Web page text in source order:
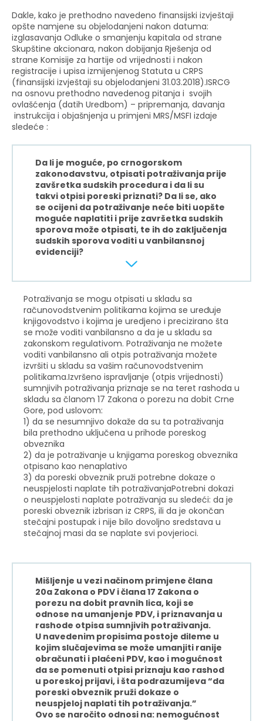
Dakle, kako je prethodno navedeno finansijski izvještaji
opšte namjene su objelodanjeni nakon datuma:
izglasavanja Odluke o smanjenju kapitala od strane
Skupštine akcionara, nakon dobijanja Rješenja od
strane Komisije za hartije od vrijednosti i nakon
registracije i upisa izmijenjenog Statuta u CRPS
(finansijski izvještaji su objelodanjeni 31.03.2018).ISRCG
na osnovu prethodno navedenog pitanja i svojih
ovlašćenja (datih Uredbom) – pripremanja, davanja
instrukcija i objašnjenja u primjeni MRS/MSFI izdaje
sledeće :
Da li je moguće, po crnogorskom
zakonodavstvu, otpisati potraživanja prije
zavšretka sudskih procedura i da li su
takvi otpisi poreski priznati? Da li se, ako
se ocijeni da potraživanje neće biti uopšte
moguće naplatiti i prije završetka sudskih
sporova može otpisati, te ih do zaključenja
sudskih sporova voditi u vanbilansnoj
evidenciji?
Potraživanja se mogu otpisati u skladu sa
računovodstvenim politikama kojima se uređuje
knjigovodstvo i kojima je uredjeno i precizirano šta
se može voditi vanbilansno a da je u skladu sa
zakonskom regulativom. Potraživanja ne možete
voditi vanbilansno ali otpis potraživanja možete
izvršiti u skladu sa vašim računovodstvenim
politikama.Izvršeno ispravljanje (otpis vrijednosti)
sumnjivih potraživanja priznaje se na teret rashoda u
skladu sa članom 17 Zakona o porezu na dobit Crne
Gore, pod uslovom:
1) da se nesumnjivo dokaže da su ta potraživanja
bila prethodno uključena u prihode poreskog
obveznika
2) da je potraživanje u knjigama poreskog obveznika
otpisano kao nenaplativo
3) da poreski obveznik pruži potrebne dokaze o
neuspjelosti naplate tih potraživanjaPotrebni dokazi
o neuspjelosti naplate potraživanja su sledeći: da je
poreski obveznik izbrisan iz CRPS, ili da je okončan
stečajni postupak i nije bilo dovoljno sredstava u
stečajnoj masi da se naplate svi povjerioci.
Mišljenje u vezi načinom primjene člana
20a Zakona o PDV i člana 17 Zakona o
porezu na dobit pravnih lica, koji se
odnose na umanjenje PDV, i priznavanja u
rashode otpisa sumnjivih potraživanja.
U navedenim propisima postoje dileme u
kojim slučajevima se može umanjiti ranije
obračunati i plaćeni PDV, kao i mogućnost
da se pomenuti otpisi priznaju kao rashod
u poreskoj prijavi, i šta podrazumijeva “da
poreski obveznik pruži dokaze o
neuspjeloj naplati tih potraživanja.”
Ovo se naročito odnosi na: nemogućnost